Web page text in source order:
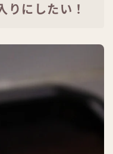
りにしたい！